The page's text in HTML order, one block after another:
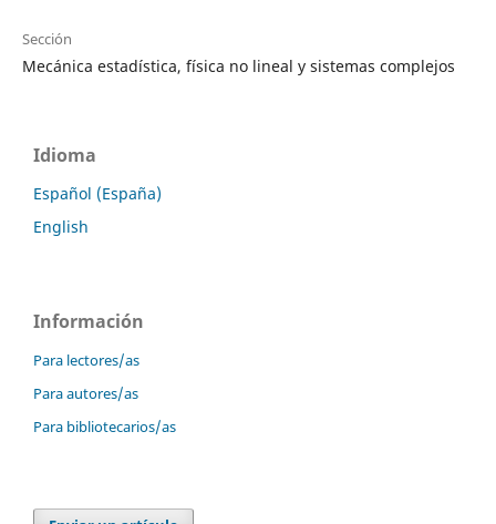
Sección
Mecánica estadística, física no lineal y sistemas complejos
Idioma
Español (España)
English
Información
Para lectores/as
Para autores/as
Para bibliotecarios/as